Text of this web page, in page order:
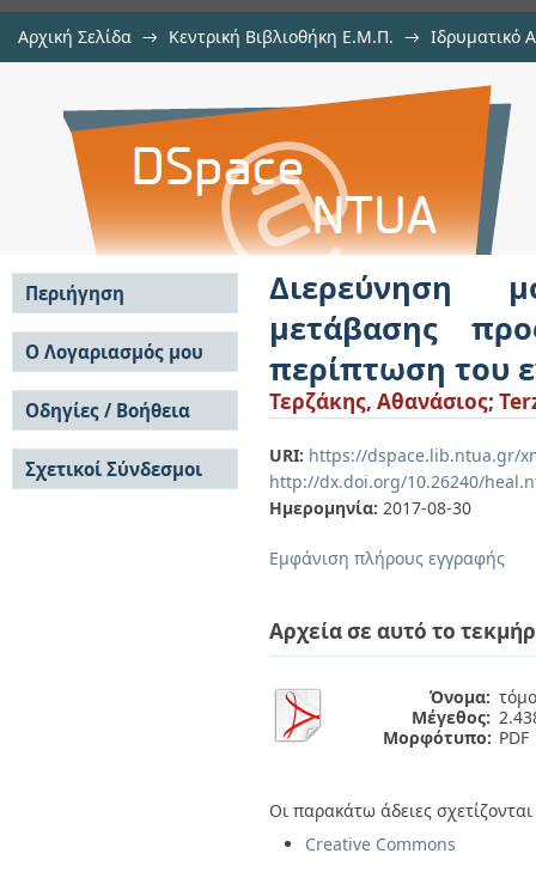
Αρχική Σελίδα → Κεντρική Βιβλιοθήκη Ε.Μ.Π. → Ιδρυματικό
Διερεύνηση μονοπατιών
οικονομίες χαμηλού άνθρακα: Η
Διερεύνηση
μετάβασης
περίπτωση του
Τερζάκης, Αθανάσιος;
URI: https://dspace.lib.ntua.gr/
http://dx.doi.org/10.26240/
Ημερομηνία: 2017-08-30
Εμφάνιση πλήρους εγγραφής
Αρχεία σε αυτό το
Όνομα:
Μέγεθος:
Μορφότυπο: PDF
Οι παρακάτω άδειες
Creative Commons
Περιήγηση
Σε όλο το DSpace
Κοινότητες & Συλλογές
Ανά Ημερομηνία
Έκδοσης
Συγγραφείς
Τίτλοι
Θέματα
Ο Λογαριασμός μου
Σύνδεση
Εγγραφή
Οδηγίες / Βοήθεια
Οδηγίες Υποβολής
Οδηγίες Χρήσης ΙΑ
Συχνές Ερωτήσεις
Σχετικοί Σύνδεσμοι